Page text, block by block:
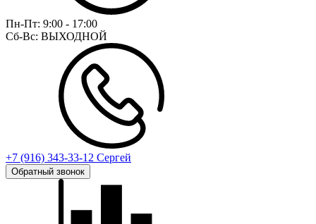
Пн-Пт: 9:00 - 17:00
Сб-Вс: ВЫХОДНОЙ
+7 (916) 343-33-12 Сергей
Обратный звонок